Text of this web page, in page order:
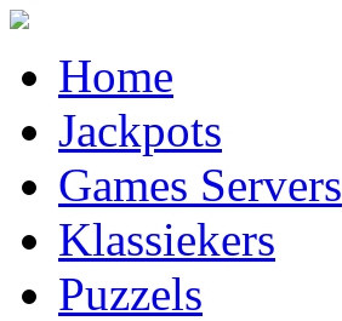
Home
Jackpots
Games Servers
Klassiekers
Puzzels